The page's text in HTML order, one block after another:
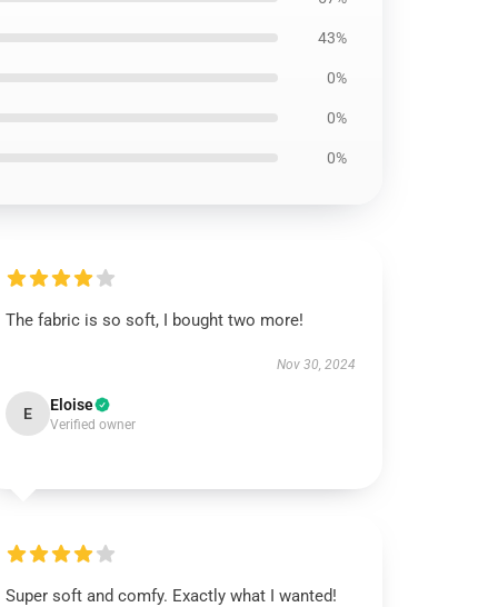
43%
0%
0%
0%
The fabric is so soft, I bought two more!
Nov 30, 2024
E Eloise
Verified owner
Super soft and comfy. Exactly what I wanted!